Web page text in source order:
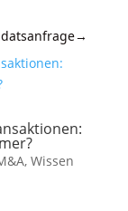
→
, Wissen